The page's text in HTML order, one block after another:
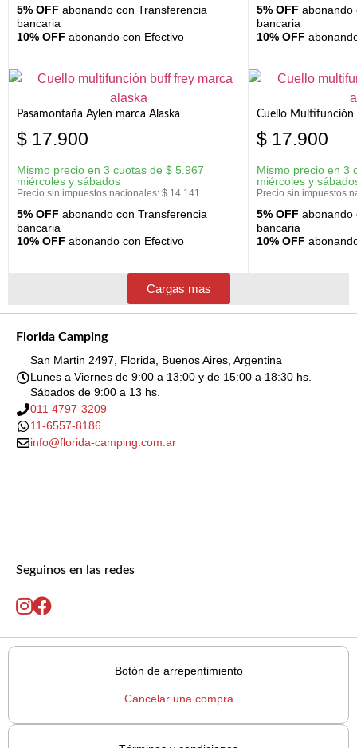
5% OFF abonando con Transferencia
bancaria
10% OFF abonando con Efectivo
5% OFF abonando
bancaria
10% OFF
Pasamontaña Aylen marca Alaska
$ 17.900
Mismo precio en 3 cuotas de $ 5.967
miércoles y sábados
Precio sin impuestos nacionales: $ 14.141
5% OFF abonando con Transferencia
bancaria
10% OFF abonando con Efectivo
Cuello Multifunción
$ 17.900
Mismo precio en 3
miércoles y
Precio sin impuestos
5% OFF abonando
bancaria
10% OFF
Cargas mas
Florida Camping
San Martin 2497, Florida, Buenos Aires, Argentina
Lunes a Viernes de 9:00 a 13:00 y de 15:00 a 18:30 hs.
Sábados de 9:00 a 13 hs.
011 4797-3209
11-6557-8186
info@florida-camping.com.ar
Seguinos en las redes
Botón de arrepentimiento
Cancelar una compra